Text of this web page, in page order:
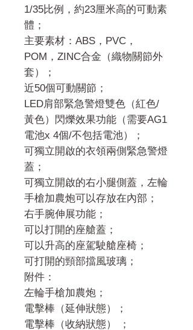
1/35比例，約23厘米高的可動素
體；
主要素材：ABS，PVC，
POM，ZINC合金（織物關節外
套）；
近50個可動關節；
LED肩部緊急警燈雙色（紅色/
黃色）閃爍效果功能（需要AG1
電池x 4個/不包括電池）；
可獨立開啟的衣領兩側緊急警燈
蓋；
可獨立開啟的右小腿側蓋，左輪
手槍加農炮可以存放在內部；
右手腕伸展功能；
可以打開的座艙蓋；
可以升高的座駕駛艙座椅；
可打開的頸部擋風玻璃；
附件：
左輪手槍加農炮；
電擊棒（延伸狀態）；
電擊棒（收納狀態） ；